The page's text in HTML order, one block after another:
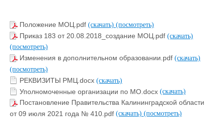
Положение МОЦ.pdf (скачать) (посмотреть)
Приказ 183 от 20.08.2018_создание МОЦ.pdf (скачать)
(посмотреть)
Изменения в дополнительном образовании.pdf (скачать)
(посмотреть)
РЕКВИЗИТЫ РМЦ.docx (скачать)
Уполномоченные организации по МО.docx (скачать)
Постановление Правительства Калининградской области
от 09 июля 2021 года № 410.pdf (скачать) (посмотреть)